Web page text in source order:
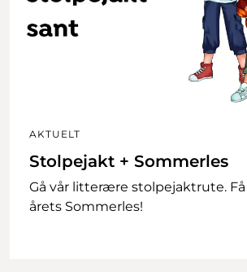
AKTUELT
Stolpejakt + Sommerles
Gå vår litterære stolpejaktrute.
årets Sommerles!